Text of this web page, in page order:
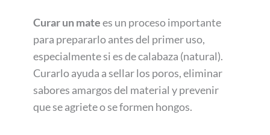
Curar un matees un proceso importante
para prepararlo antes del primer uso,
especialmente si es de calabaza (natural).
Curarlo ayuda a sellar los poros, eliminar
sabores amargos del material y prevenir
que se agriete o se formen hongos.